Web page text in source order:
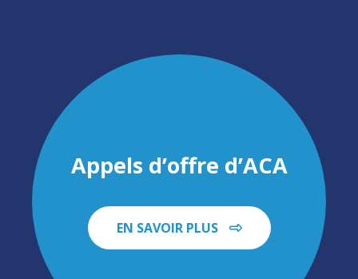
Appels d’offre d’ACA
EN SAVOIR PLUS